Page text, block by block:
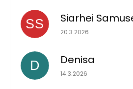
SS Siarhei
Hodnocení obchodu
20.3.2026
D Denisa
Hodnocení obchodu
14.3.2026